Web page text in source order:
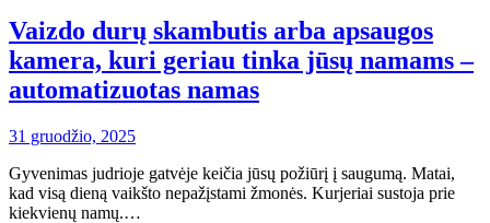
Vaizdo durų skambutis arba apsaugos
kamera, kuri geriau tinka jūsų namams –
automatizuotas namas
31 gruodžio, 2025
Gyvenimas judrioje gatvėje keičia jūsų požiūrį į saugumą. Matai,
kad visą dieną vaikšto nepažįstami žmonės. Kurjeriai sustoja prie
kiekvienų namų.…